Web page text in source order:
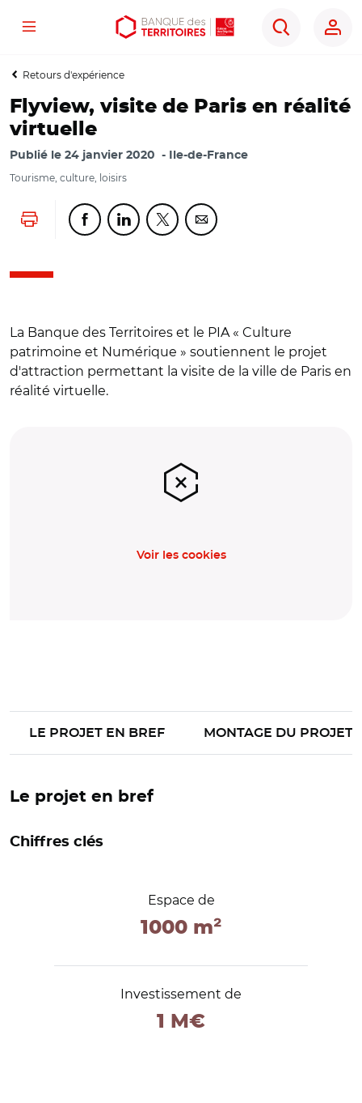
Aller
contenu
Aller
menu
Ouvrir
outils
Menu
Rechercher
Retours d'expérience
Flyview, visite de Paris en réalité
virtuelle
Publié le 24 janvier 2020 Ile-de-France
Tourisme, culture, loisirs
Lancer l'impressionPartager cette page sur Facebook
Partager cette page sur Linkedin
Partager cette page sur Twitter
Partager cette page sur
La Banque des Territoires et le PIA « Culture
patrimoine et Numérique » soutiennent le projet
d'attraction permettant la visite de la ville de Paris en
réalité virtuelle.
Voir les cookies
LE PROJET EN BREF MONTAGE DU PROJET
Le projet en bref
Chiffres clés
Espace de
1000 m²
Investissement de
1 M€